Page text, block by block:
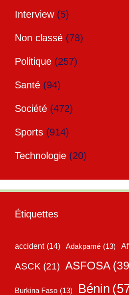
Interview(5)
Non classé (78)
Politique (257)
Santé (94)
Société (472)
Sports (914)
Technologie (20)
Étiquettes
accident (14) Adakpamé (13)
ASCK (21) ASFOSA
Burkina Faso (13) Bénin